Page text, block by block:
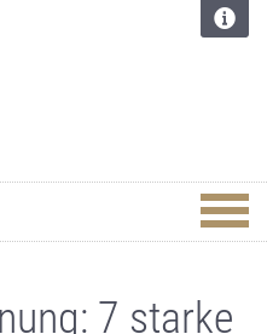
7 starke